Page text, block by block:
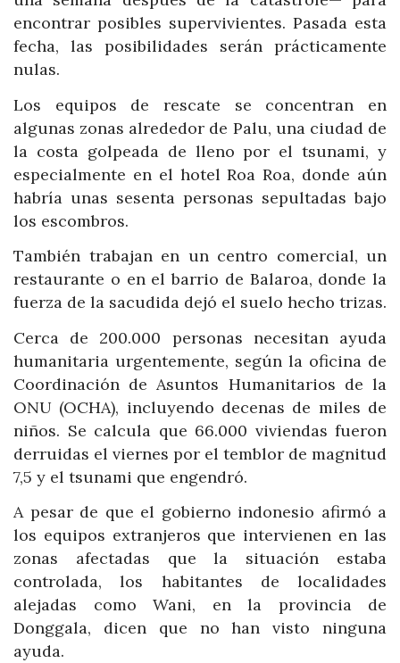
encontrar posibles supervivientes. Pasada esta
fecha, las posibilidades serán prácticamente
nulas.
Los equipos de rescate se concentran en
algunas zonas alrededor de Palu, una ciudad de
la costa golpeada de lleno por el tsunami, y
especialmente en el hotel Roa Roa, donde aún
habría unas sesenta personas sepultadas bajo
los escombros.
También trabajan en un centro comercial, un
restaurante o en el barrio de Balaroa, donde la
fuerza de la sacudida dejó el suelo hecho trizas.
Cerca de 200.000 personas necesitan ayuda
humanitaria urgentemente, según la oficina de
Coordinación de Asuntos Humanitarios de la
ONU (OCHA), incluyendo decenas de miles de
niños. Se calcula que 66.000 viviendas fueron
derruidas el viernes por el temblor de magnitud
7,5 y el tsunami que engendró.
A pesar de que el gobierno indonesio afirmó a
los equipos extranjeros que intervienen en las
zonas afectadas que la situación estaba
controlada, los habitantes de localidades
alejadas como Wani, en la provincia de
Donggala, dicen que no han visto ninguna
ayuda.